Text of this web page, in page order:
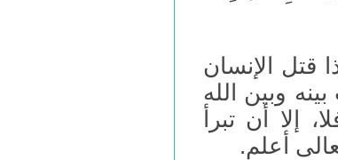
قتل الإنسان
وبين الله
إلا أن تبرأ
أعلم.